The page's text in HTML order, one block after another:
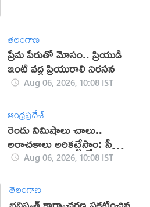
తెలంగాణ
ప్రేమ పేరుతో మోసం.. ప్రియుడి
ఇంటి వద్ద ప్రియురాలి నిరసన
Aug 06, 2026, 10:08 IST
ఆంధ్రప్రదేశ్
రెండు నిమిషాలు చాలు..
అరాచకాలు అరికట్టేస్తాం: సీఎం
చంద్రబాబు
Aug 06, 2026, 10:08 IST
తెలంగాణ